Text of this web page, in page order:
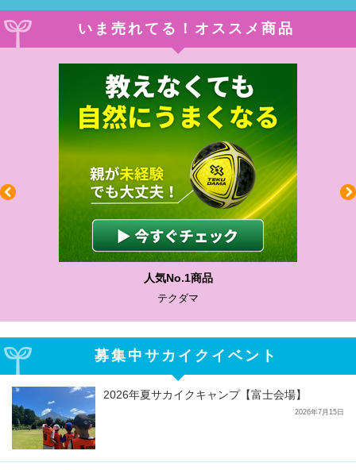
いま売れてる！オススメ商品
人気No.1商品
テクダマ
募集中サカイクイベント
2026年夏サカイクキャンプ【富士会場】
2026年7月15日